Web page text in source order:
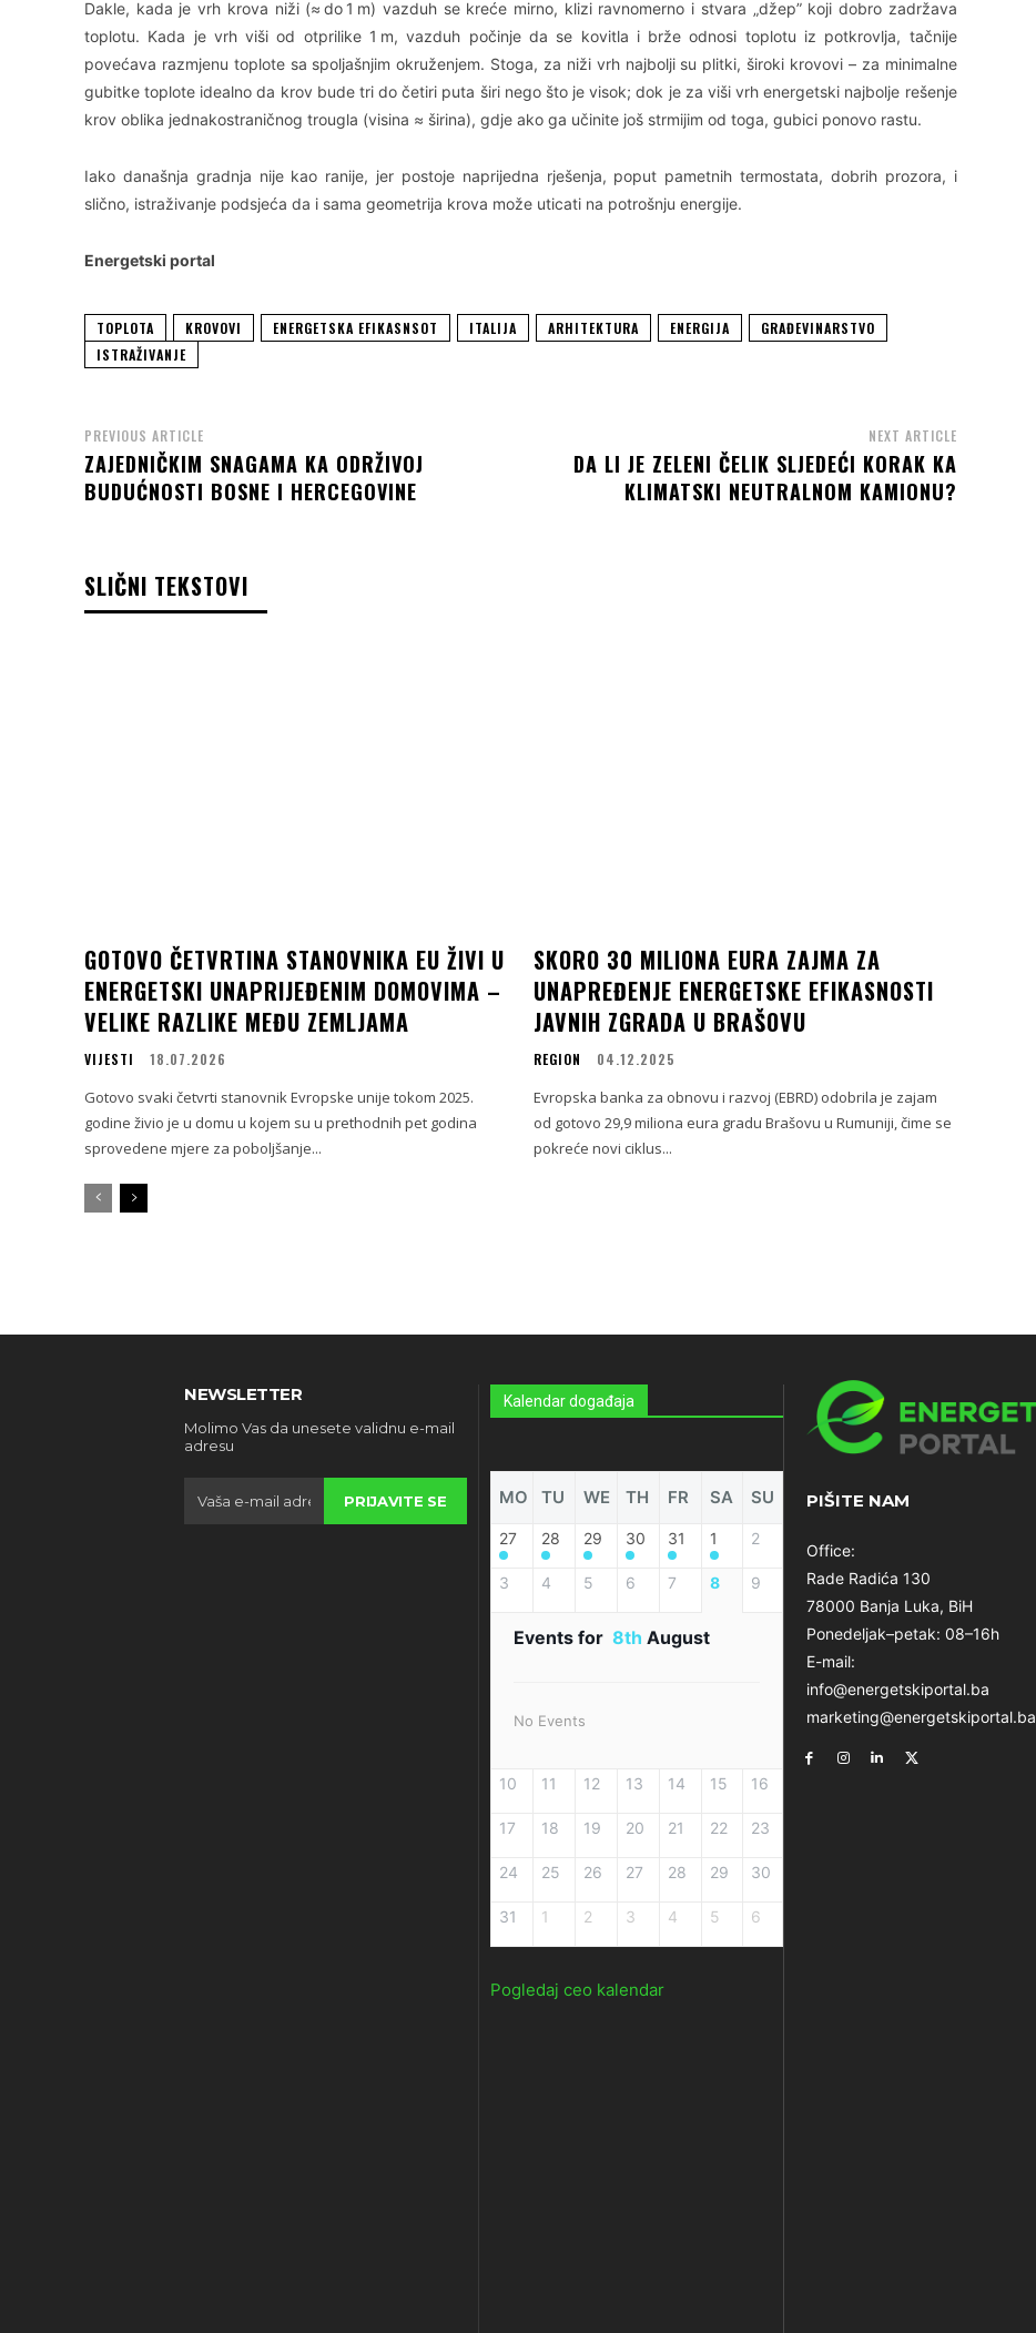
Dakle, kada je vrh krova niži (≈ do 1 m) vazduh se kreće mirno, klizi ravnomerno i stvara „džep” koji dobro zadržava
toplotu. Kada je vrh viši od otprilike 1 m, vazduh počinje da se kovitla i brže odnosi toplotu iz potkrovlja, tačnije
povećava razmjenu toplote sa spoljašnjim okruženjem. Stoga, za niži vrh najbolji su plitki, široki krovovi – za minimalne
gubitke toplote idealno da krov bude tri do četiri puta širi nego što je visok; dok je za viši vrh energetski najbolje rešenje
krov oblika jednakostraničnog trougla (visina ≈ širina), gdje ako ga učinite još strmijim od toga, gubici ponovo rastu.
Iako današnja gradnja nije kao ranije, jer postoje naprijedna rješenja, poput pametnih termostata, dobrih prozora, i
slično, istraživanje podsjeća da i sama geometrija krova može uticati na potrošnju energije.
Energetski portal
TOPLOTA KROVOVI ENERGETSKA EFIKASNSOT ITALIJA ARHITEKTURA ENERGIJA
GRAĐEVINARSTVO
ISTRAŽIVANJE
PREVIOUS ARTICLE
ZAJEDNIČKIM SNAGAMA KA ODRŽIVOJ
BUDUĆNOSTI BOSNE I HERCEGOVINE
NEXT ARTICLE
DA LI JE ZELENI ČELIK SLJEDEĆI KORAK KA
KLIMATSKI NEUTRALNOM KAMIONU?
SLIČNI TEKSTOVI
GOTOVO ČETVRTINA STANOVNIKA EU ŽIVI U
ENERGETSKI UNAPRIJEĐENIM DOMOVIMA –
VELIKE RAZLIKE MEĐU ZEMLJAMA
VIJESTI 18.07.2026
Gotovo svaki četvrti stanovnik Evropske unije tokom 2025.
godine živio je u domu u kojem su u prethodnih pet godina
sprovedene mjere za poboljšanje...
SKORO 30 MILIONA EURA ZAJMA ZA
UNAPREĐENJE ENERGETSKE EFIKASNOSTI
JAVNIH ZGRADA U BRAŠOVU
REGION 04.12.2025
Evropska banka za obnovu i razvoj (EBRD) odobrila je zajam
od gotovo 29,9 miliona eura gradu Brašovu u Rumuniji, čime se
pokreće novi ciklus...
NEWSLETTER
Molimo Vas da unesete validnu e-mail
adresu
PRIJAVITE SE
Kalendar događaja
MO TU WE TH FR SA SU
27 28 29 30 31 1 2
3 4 5 6 7 8 9
Events for 8th August
No Events
10 11 12 13 14 15 16
17 18 19 20 21 22 23
24 25 26 27 28 29 30
31 1 2 3 4 5 6
Pogledaj ceo kalendar
PIŠITE NAM
Office:
Rade Radića 130
78000 Banja Luka, BiH
Ponedeljak–petak: 08–16h
E-mail:
info@energetskiportal.ba
marketing@energetskiportal.ba